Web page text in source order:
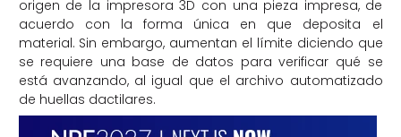
origen de la impresora 3D con una pieza impresa, de
acuerdo con la forma única en que deposita el
material. Sin embargo, aumentan el límite diciendo que
se requiere una base de datos para verificar qué se
está avanzando, al igual que el archivo automatizado
de huellas dactilares.